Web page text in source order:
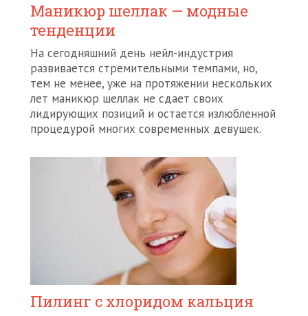
Маникюр шеллак — модные
тенденции
На сегодняшний день нейл-индустрия
развивается стремительными темпами, но,
тем не менее, уже на протяжении нескольких
лет маникюр шеллак не сдает своих
лидирующих позиций и остается излюбленной
процедурой многих современных девушек.
Пилинг с хлоридом кальция